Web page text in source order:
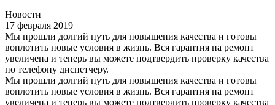
Новости
17 февраля 2019
Мы прошли долгий путь для повышения качества и готовы
воплотить новые условия в жизнь. Вся гарантия на ремонт
увеличена и теперь вы можете подтвердить проверку качества
по телефону диспетчеру.
Мы прошли долгий путь для повышения качества и готовы
воплотить новые условия в жизнь. Вся гарантия на ремонт
увеличена и теперь вы можете подтвердить проверку качества